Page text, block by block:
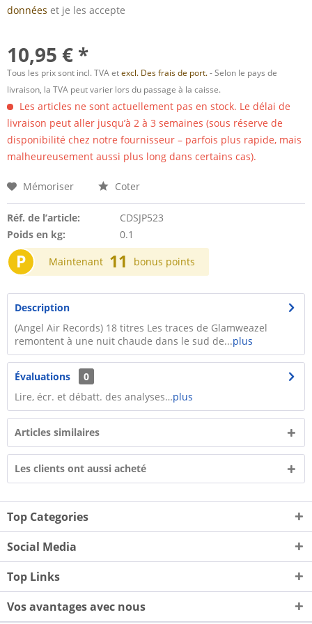
données et je les accepte
10,95 € *
Tous les prix sont incl. TVA etexcl. Des frais de port.- Selon le pays de
livraison, la TVA peut varier lors du passage à la caisse.
Les articles ne sont actuellement pas en stock. Le délai de
livraison peut aller jusqu’à 2 à 3 semaines (sous réserve de
disponibilité chez notre fournisseur – parfois plus rapide, mais
malheureusement aussi plus long dans certains cas).
Mémoriser Coter
Réf. de l’article:
CDSJP523
Poids en kg:
0.1
P Maintenant 11 bonus points
Description
(Angel Air Records) 18 titres Les traces de Glamweazel
remontent à une nuit chaude dans le sud de...plus
Évaluations
0
Lire, écr. et débatt. des analyses…plus
Articles similaires
Les clients ont aussi acheté
Top Categories
Social Media
Top Links
Vos avantages avec nous